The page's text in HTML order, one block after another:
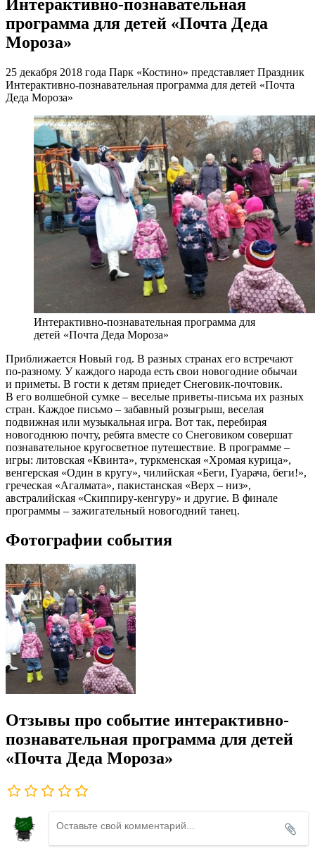
Интерактивно-познавательная
программа для детей «Почта Деда
Мороза»
25 декабря 2018 года Парк «Костино» представляет Праздник
Интерактивно-познавательная программа для детей «Почта
Деда Мороза»
Интерактивно-познавательная программа для
детей «Почта Деда Мороза»
Приближается Новый год. В разных странах его встречают
по-разному. У каждого народа есть свои новогодние обычаи
и приметы. В гости к детям приедет Снеговик-почтовик.
В его волшебной сумке – веселые приветы-письма их разных
стран. Каждое письмо – забавный розыгрыш, веселая
подвижная или музыкальная игра. Вот так, перебирая
новогоднюю почту, ребята вместе со Снеговиком совершат
познавательное кругосветное путешествие. В программе –
игры: литовская «Квинта», туркменская «Хромая курица»,
венгерская «Один в кругу», чилийская «Беги, Гуарача, беги!»,
греческая «Агалмата», пакистанская «Верх – низ»,
австралийская «Скиппиру-кенгуру» и другие. В финале
программы – зажигательный новогодний танец.
Фотографии события
Отзывы про событие интерактивно-
познавательная программа для детей
«Почта Деда Мороза»